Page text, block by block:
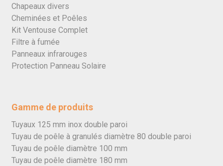
Chapeaux divers
Cheminées et Poêles
Kit Ventouse Complet
Filtre à fumée
Panneaux infrarouges
Protection Panneau Solaire
Gamme de produits
Tuyaux 125 mm inox double paroi
Tuyau de poêle à granulés diamètre 80 double paroi
Tuyau de poêle diamètre 100 mm
Tuyau de poêle diamètre 180 mm